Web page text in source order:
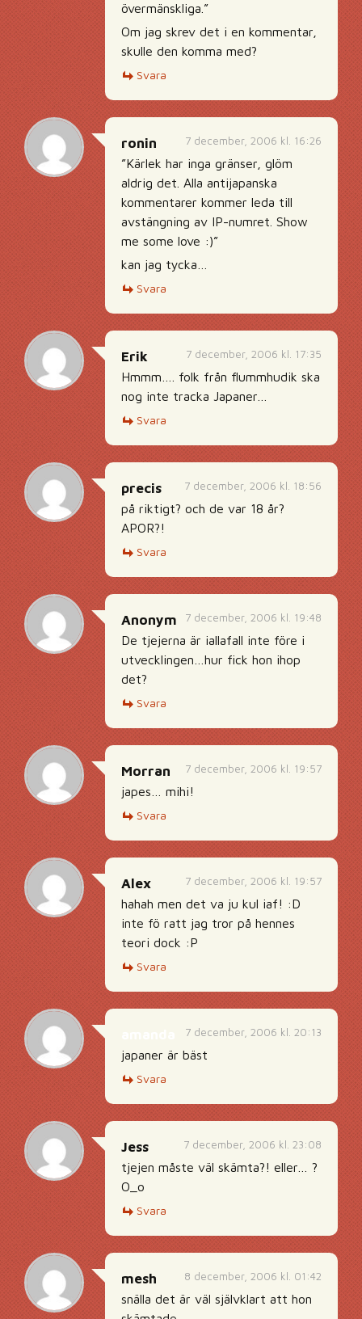
övermänskliga.”
Om jag skrev det i en kommentar,
skulle den komma med?
Svara
7 december, 2006 kl. 16:26
ronin
”Kärlek har inga gränser, glöm
aldrig det. Alla antijapanska
kommentarer kommer leda till
avstängning av IP-numret. Show
me some love :)”
kan jag tycka…
Svara
7 december, 2006 kl. 17:35
Erik
Hmmm…. folk från flummhudik ska
nog inte tracka Japaner…
Svara
7 december, 2006 kl. 18:56
precis
på riktigt? och de var 18 år?
APOR?!
Svara
7 december, 2006 kl. 19:48
Anonym
De tjejerna är iallafall inte före i
utvecklingen…hur fick hon ihop
det?
Svara
7 december, 2006 kl. 19:57
Morran
japes… mihi!
Svara
7 december, 2006 kl. 19:57
Alex
hahah men det va ju kul iaf! :D
inte fö ratt jag tror på hennes
teori dock :P
Svara
7 december, 2006 kl. 20:13
japaner är bäst
Svara
7 december, 2006 kl. 23:08
Jess
tjejen måste väl skämta?! eller… ?
O_o
Svara
8 december, 2006 kl. 01:42
mesh
snälla det är väl självklart att hon